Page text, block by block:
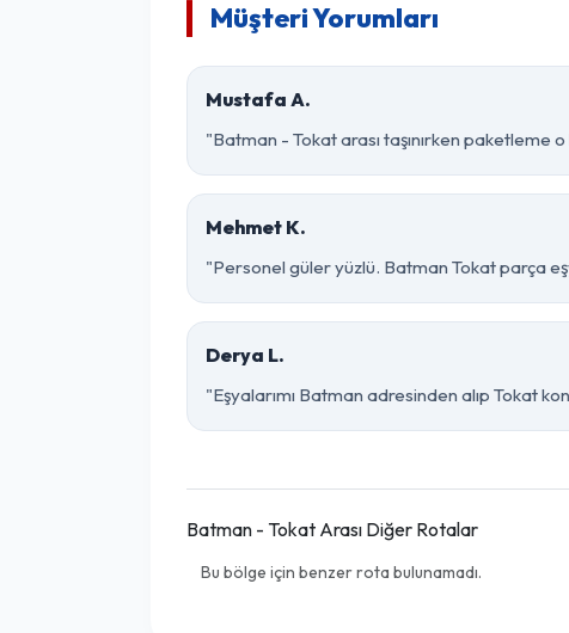
Müşteri Yorumları
Mustafa A.
"Batman - Tokat arası taşınırken paketleme
Mehmet K.
"Personel güler yüzlü. Batman Tokat parça
Derya L.
"Eşyalarımı Batman adresinden alıp Tokat
Batman - Tokat Arası Diğer Rotalar
Bu bölge için benzer rota bulunamadı.